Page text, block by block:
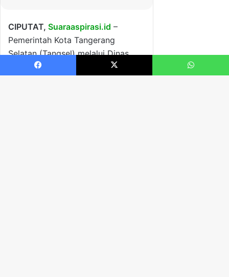
Facebook X WhatsApp